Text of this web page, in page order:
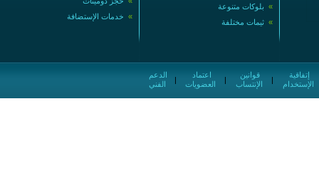
» خدمات الإستضافة
» بلوكات متنوعة
» ثيمات مختلفة
الفني
|
العضويات
|
الإنتساب
|
الإستخدام